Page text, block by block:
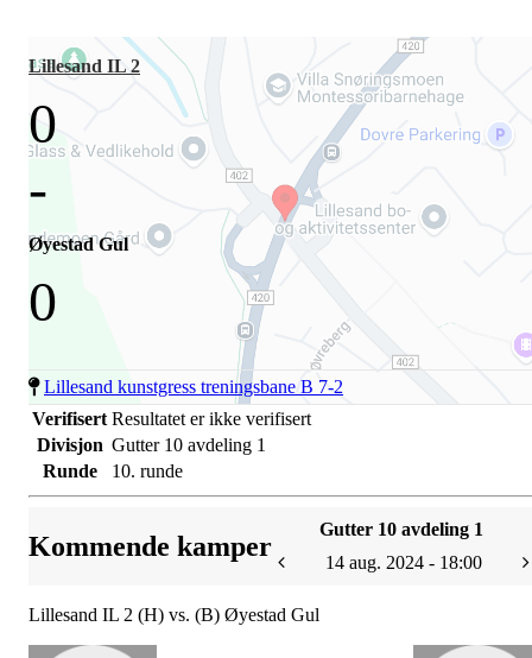
Lillesand IL 2
0
-
Øyestad Gul
0
Lillesand kunstgress treningsbane B 7-2
Verifisert Resultatet er ikke verifisert
Divisjon Gutter 10 avdeling 1
Runde
10. runde
Kommende kamper
Gutter 10 avdeling 1
14 aug. 2024 - 18:00
Lillesand IL 2 (H) vs. (B) Øyestad Gul